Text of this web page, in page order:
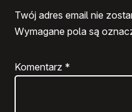
Twój adres email nie
Wymagane pola są
Komentarz *